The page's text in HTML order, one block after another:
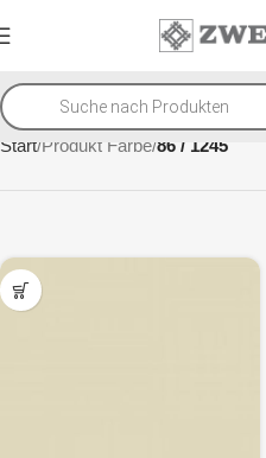
Start Produkt Farbe 86 / 1245